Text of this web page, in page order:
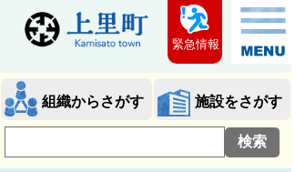
組織からさがす 施設をさがす
緊急情報